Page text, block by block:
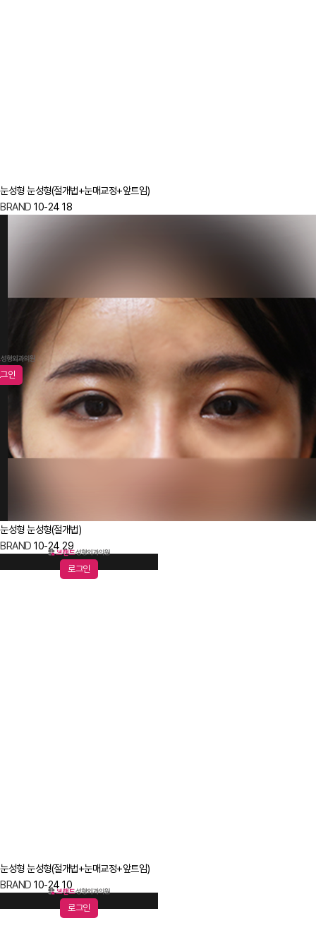
눈성형 눈성형(절개법+눈매교정+앞트임)
BRAND 10-24 18
인
눈성형 눈성형(절개법)
BRAND 10-24 29
로그인
눈성형 눈성형(절개법+눈매교정+앞트임)
BRAND 10-24 10
로그인